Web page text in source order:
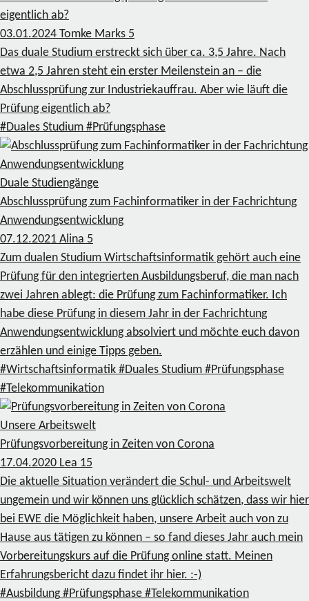
eigentlich ab?
03.01.2024 Tomke Marks 5
Das duale Studium erstreckt sich über ca. 3,5 Jahre. Nach
etwa 2,5 Jahren steht ein erster Meilenstein an – die
Abschlussprüfung zur Industriekauffrau. Aber wie läuft die
Prüfung eigentlich ab?
#Duales Studium #Prüfungsphase
Duale Studiengänge
Abschlussprüfung zum Fachinformatiker in der Fachrichtung
Anwendungsentwicklung
07.12.2021 Alina 5
Zum dualen Studium Wirtschaftsinformatik gehört auch eine
Prüfung für den integrierten Ausbildungsberuf, die man nach
zwei Jahren ablegt: die Prüfung zum Fachinformatiker. Ich
habe diese Prüfung in diesem Jahr in der Fachrichtung
Anwendungsentwicklung absolviert und möchte euch davon
erzählen und einige Tipps geben.
#Wirtschaftsinformatik #Duales Studium #Prüfungsphase
#Telekommunikation
Unsere Arbeitswelt
Prüfungsvorbereitung in Zeiten von Corona
17.04.2020 Lea 15
Die aktuelle Situation verändert die Schul- und Arbeitswelt
ungemein und wir können uns glücklich schätzen, dass wir hier
bei EWE die Möglichkeit haben, unsere Arbeit auch von zu
Hause aus tätigen zu können – so fand dieses Jahr auch mein
Vorbereitungskurs auf die Prüfung online statt. Meinen
Erfahrungsbericht dazu findet ihr hier. :-)
#Ausbildung #Prüfungsphase #Telekommunikation